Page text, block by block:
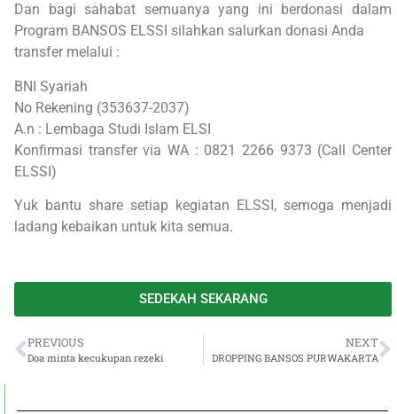
Dan bagi sahabat semuanya yang ini berdonasi dalam
Program BANSOS ELSSI silahkan salurkan donasi Anda
transfer melalui :
BNI Syariah
No Rekening (353637-2037)
A.n : Lembaga Studi Islam ELSI
Konfirmasi transfer via WA : 0821 2266 9373 (Call Center
ELSSI)
Yuk bantu share setiap kegiatan ELSSI, semoga menjadi
ladang kebaikan untuk kita semua.
SEDEKAH SEKARANG
PREVIOUS
Doa minta kecukupan rezeki
NEXT
DROPPING BANSOS PURWAKARTA